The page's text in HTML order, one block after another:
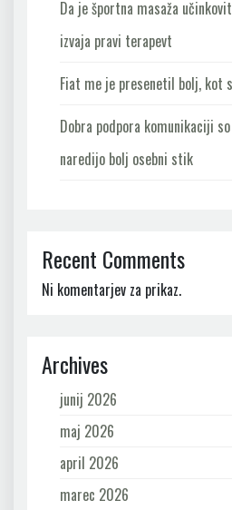
Da je športna masaža
izvaja pravi terapevt
Fiat me je presenetil bolj, kot
Dobra podpora komunikaciji
naredijo bolj osebni stik
Recent Comments
Ni komentarjev za prikaz.
Archives
junij 2026
maj 2026
april 2026
marec 2026